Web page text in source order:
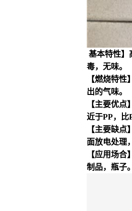
基本特性】
毒，无味。
【燃烧特性】
出的气味。
【主要优点】
近于PP，比
【主要缺点】
面放电处理
【应用场合】
制品，瓶子。